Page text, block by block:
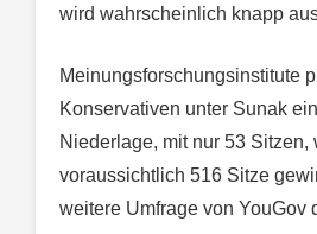
wird wahrscheinlich knapp
Meinungsforschungsinstitute
Konservativen unter Sunak
Niederlage, mit nur 53 Sitzen,
voraussichtlich 516 Sitze
weitere Umfrage von YouGov